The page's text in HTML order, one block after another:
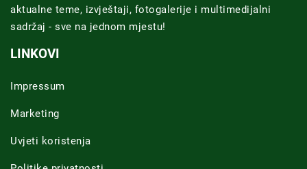
aktualne teme, izvještaji, fotogalerije i multimedijalni
sadržaj - sve na jednom mjestu!
LINKOVI
Impressum
Marketing
Uvjeti koristenja